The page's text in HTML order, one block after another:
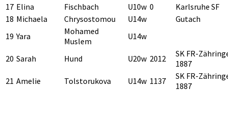
17 Elina Fischbach U10w 0
Karlsruhe SF
18 Michaela Chrysostomou U14w
Gutach
19 Yara
Mohamed
Muslem
U14w
20 Sarah Hund U20w 2012
SK FR-
1887
21 Amelie Tolstorukova U14w 1137
SK FR-
1887